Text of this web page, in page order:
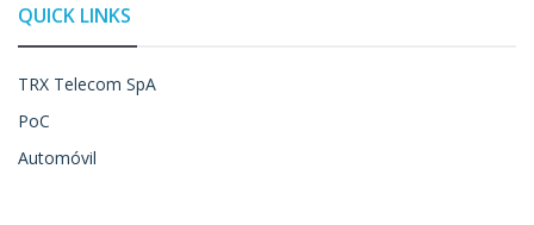
QUICK LINKS
TRX Telecom SpA
PoC
Automóvil